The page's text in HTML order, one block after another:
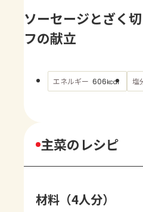
AJINOMOTO PARK とは
ソーセージとざく
フの献立
エネルギー 606kcal 塩
主菜のレシピ
材料（4人分）